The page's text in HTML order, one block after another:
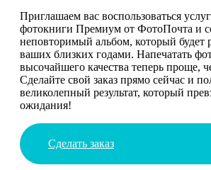
Приглашаем вас воспользоваться
фотокниги Премиум от ФотоПочта и
неповторимый альбом, который будет
ваших близких годами. Напечатать
высочайшего качества теперь проще,
Сделайте свой заказ прямо сейчас и
великолепный результат, который
ожидания!
Сделать заказ